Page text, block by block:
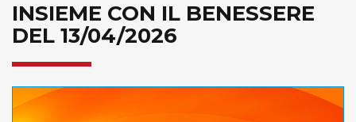
INSIEME CON IL BENESSERE
DEL 13/04/2026